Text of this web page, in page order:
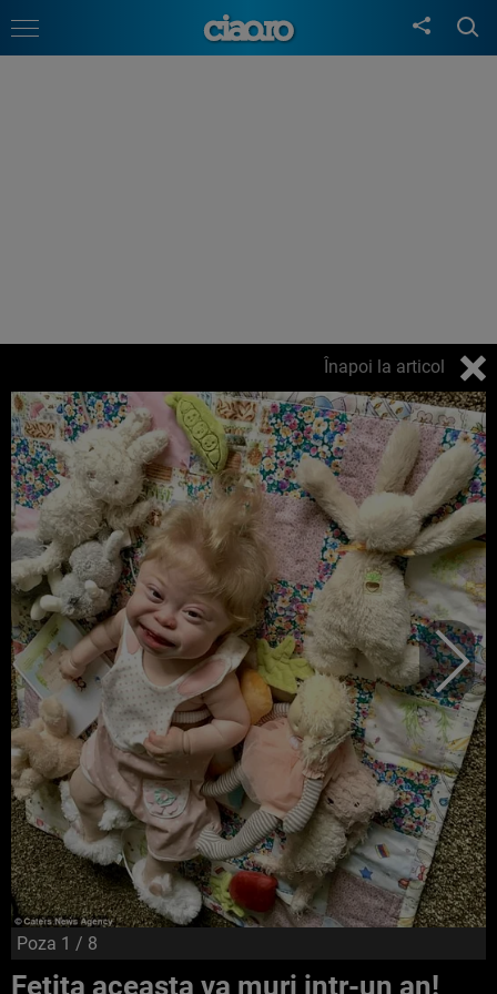
Înapoi la articol
Poza 1 / 8
Fetita aceasta va muri intr-un an!